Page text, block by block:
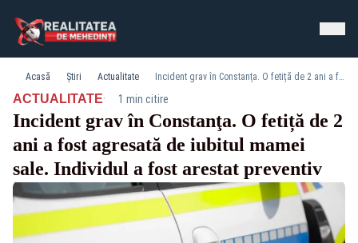
Acasă Știri Actualitate Incident grav în Constanţa. O fetiță de 2 ani a fost agresată de iubitul mamei sale. Individul a fost arestat preventiv
ACTUALITATE· 1 min citire
Incident grav în Constanţa. O fetiță de 2
ani a fost agresată de iubitul mamei
sale. Individul a fost arestat preventiv